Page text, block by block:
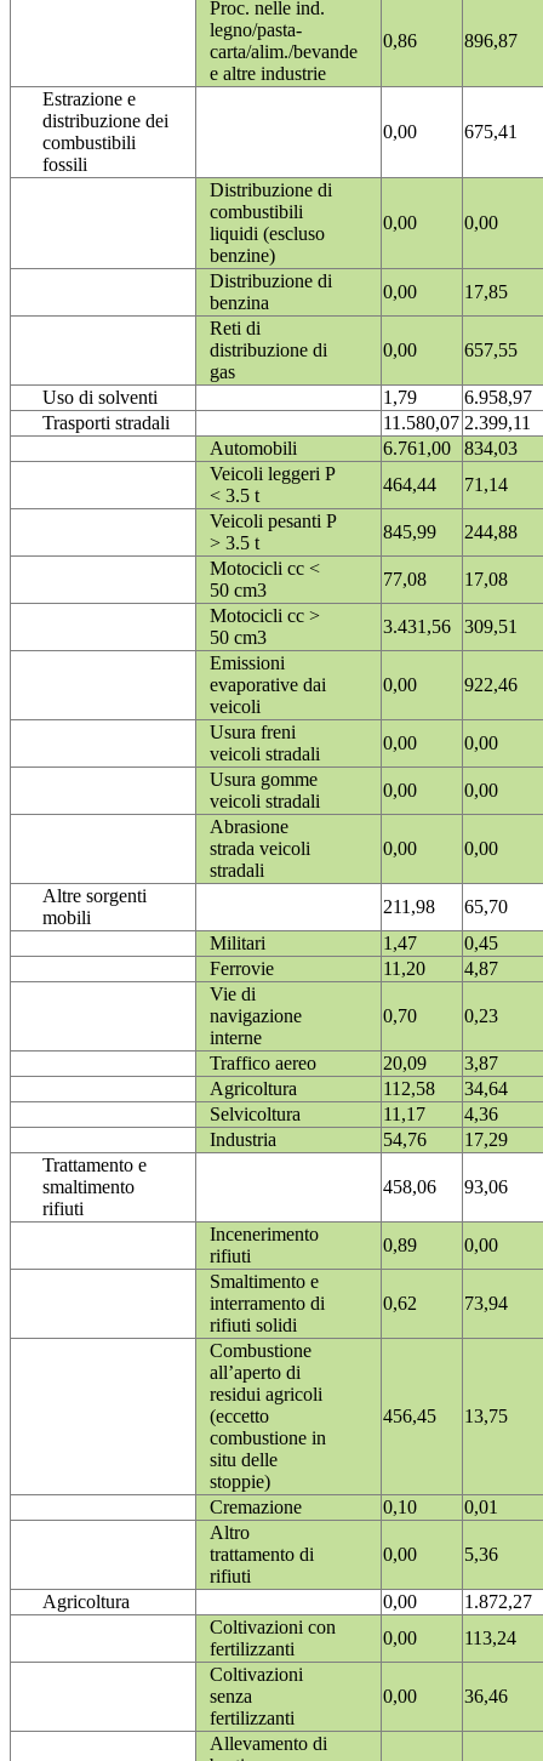
Proc. nelle ind.
legno/pasta-
carta/alim./bevande
e altre industrie
0,86 896,87
Estrazione e
distribuzione dei
combustibili
fossili
0,00 675,41
Distribuzione di
combustibili
liquidi (escluso
benzine)
0,00 0,00
Distribuzione di
benzina
0,00
17,85
Reti di
distribuzione di
gas
0,00 657,55
Uso di solventi 1,79
6.958,97
Trasporti stradali
11.580,07 2.399,11
Automobili
6.761,00
834,03
Veicoli leggeri P
< 3.5 t
464,44
71,14
Veicoli pesanti P
> 3.5 t
845,99
244,88
Motocicli cc <
50 cm3
77,08
17,08
Motocicli cc >
50 cm3
3.431,56
309,51
Emissioni
evaporative dai
veicoli
0,00 922,46
Usura freni
veicoli stradali
0,00
0,00
Usura gomme
veicoli stradali
0,00
0,00
Abrasione
strada veicoli
stradali
0,00 0,00
Altre sorgenti
mobili
211,98
65,70
Militari
1,47
0,45
Ferrovie
11,20
4,87
Vie di
navigazione
interne
0,70 0,23
Traffico aereo 20,09
3,87
Agricoltura
112,58
34,64
Selvicoltura
11,17
4,36
Industria
54,76
17,29
Trattamento e
smaltimento
rifiuti
458,06 93,06
Incenerimento
rifiuti
0,89
0,00
Smaltimento e
interramento di
rifiuti solidi
0,62 73,94
Combustione
all’aperto di
residui agricoli
(eccetto
combustione in
situ delle
stoppie)
456,45 13,75
Cremazione 0,10
0,01
Altro
trattamento di
rifiuti
0,00 5,36
Agricoltura 0,00
1.872,27
Coltivazioni con
fertilizzanti
0,00
113,24
Coltivazioni
senza
fertilizzanti
0,00 36,46
Allevamento di